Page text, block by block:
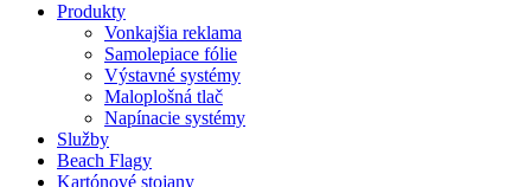
Produkty
Vonkajšia reklama
Samolepiace fólie
Výstavné systémy
Maloplošná tlač
Napínacie systémy
Služby
Beach Flagy
Kartónové stojany